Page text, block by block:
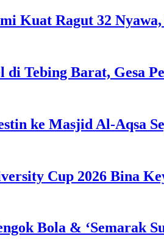
Kuat Ragut 32
Tebing Barat, Gesa
ke Masjid Al-Aqsa
Cup 2026 Bina
Bola & ‘Semarak